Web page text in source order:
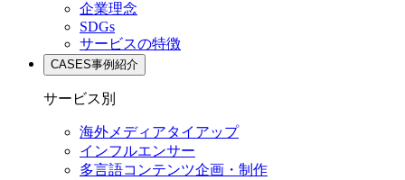
企業理念
SDGs
サービスの特徴
CASES事例紹介
サービス別
海外メディアタイアップ
インフルエンサー
多言語コンテンツ企画・制作